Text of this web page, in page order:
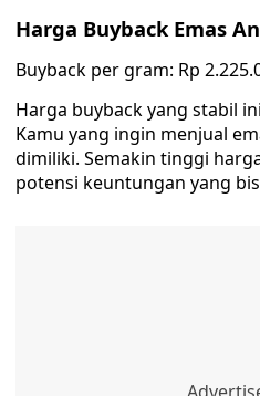
Harga Buyback Emas
Buyback per gram: Rp
Harga buyback yang stabil
Kamu yang ingin menjual
dimiliki. Semakin tinggi
potensi keuntungan yang